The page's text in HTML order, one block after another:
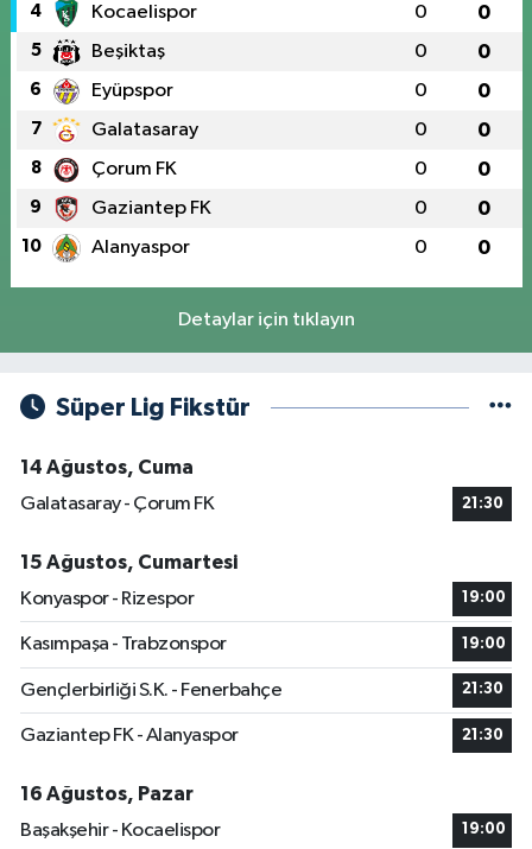
4 Kocaelispor 0 0
5 Beşiktaş 0 0
6 Eyüpspor 0 0
7 Galatasaray 0 0
8 Çorum FK 0 0
9 Gaziantep FK 0 0
10 Alanyaspor 0 0
Detaylar için tıklayın
Süper Lig Fikstür
14 Ağustos, Cuma
Galatasaray - Çorum FK
21:30
15 Ağustos, Cumartesi
Konyaspor - Rizespor
19:00
Kasımpaşa - Trabzonspor 19:00
Gençlerbirliği S.K. - Fenerbahçe 21:30
Gaziantep FK - Alanyaspor 21:30
16 Ağustos, Pazar
Başakşehir - Kocaelispor
19:00